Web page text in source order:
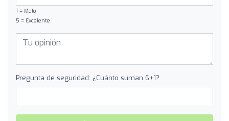
1 = Malo
5 = Excelente
Pregunta de seguridad: ¿Cuánto suman 6+1?